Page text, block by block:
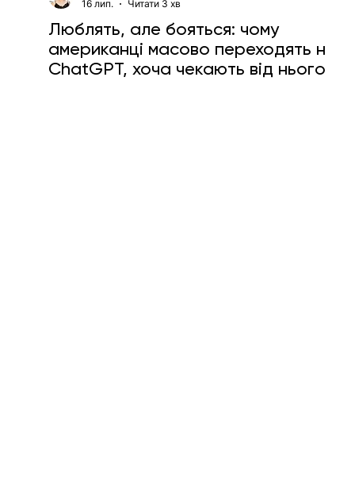
Люблять, але бояться: чому
американці масово переходять на
ChatGPT, хоча чекають від нього
16 лип.
Читати 3 хв